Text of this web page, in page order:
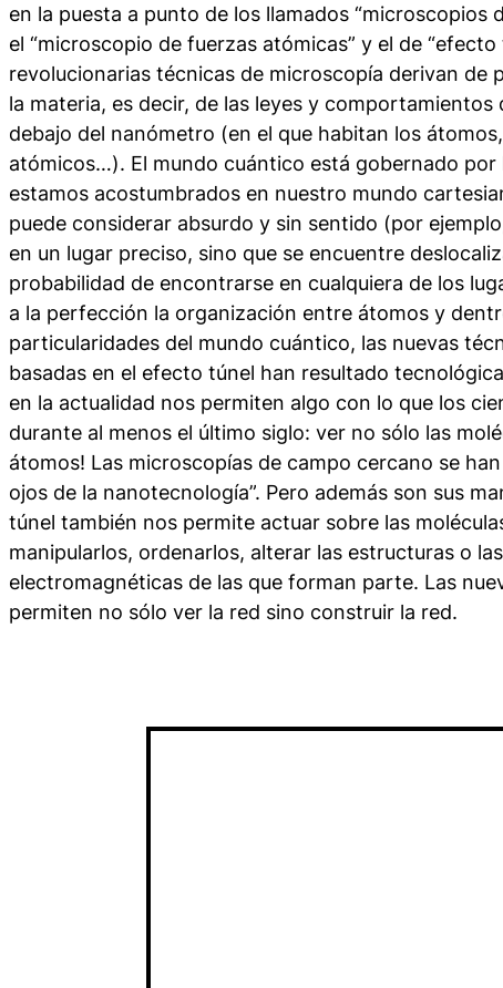
en la puesta a punto de los llamados “microscopios
el “microscopio de fuerzas atómicas” y el de “efecto
revolucionarias técnicas de microscopía derivan de
la materia, es decir, de las leyes y comportamientos
debajo del nanómetro (en el que habitan los
atómicos…). El mundo cuántico está gobernado por
estamos acostumbrados en nuestro mundo
puede considerar absurdo y sin sentido (por
en un lugar preciso, sino que se encuentre
probabilidad de encontrarse en cualquiera de los
a la perfección la organización entre átomos y
particularidades del mundo cuántico, las nuevas
basadas en el efecto túnel han resultado
en la actualidad nos permiten algo con lo que los
durante al menos el último siglo: ver no sólo las
átomos! Las microscopías de campo cercano se
ojos de la nanotecnología”. Pero además son sus
túnel también nos permite actuar sobre las
manipularlos, ordenarlos, alterar las estructuras o
electromagnéticas de las que forman parte. Las
permiten no sólo ver la red sino construir la red.